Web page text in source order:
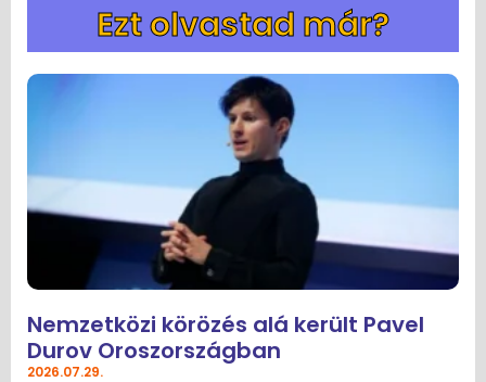
Ezt olvastad már?
Nemzetközi körözés alá került Pavel
Durov Oroszországban
2026.07.29.